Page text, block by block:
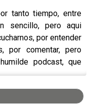
tanto tiempo, entre
sencillo, pero aqui
por entender
por comentar, pero
podcast, que